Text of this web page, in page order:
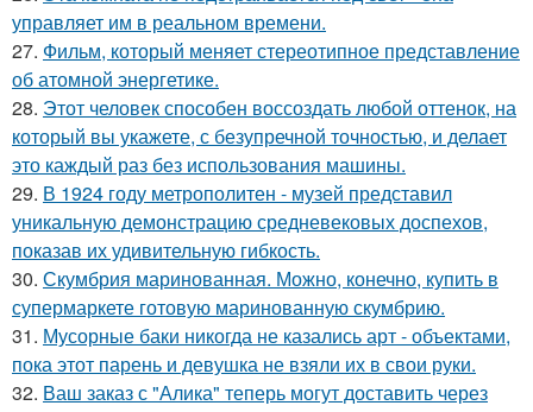
управляет им в реальном времени.
27. Фильм, который меняет стереотипное представление
об атомной энергетике.
28. Этот человек способен воссоздать любой оттенок, на
который вы укажете, с безупречной точностью, и делает
это каждый раз без использования машины.
29. В 1924 году метрополитен - музей представил
уникальную демонстрацию средневековых доспехов,
показав их удивительную гибкость.
30. Скумбрия маринованная. Можно, конечно, купить в
супермаркете готовую маринованную скумбрию.
31. Мусорные баки никогда не казались арт - объектами,
пока этот парень и девушка не взяли их в свои руки.
32. Ваш заказ с "Алика" теперь могут доставить через